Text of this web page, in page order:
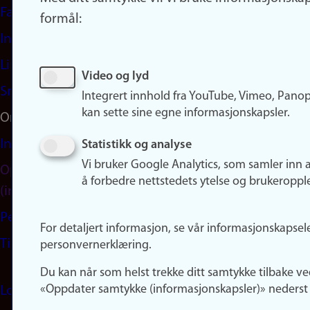
Facebook
Instagram
LinkedIn
Snapchat
Om nettstedet
Informasjonskapsler
Oppdater samtykke
(informasjonskapsler)
Personvern
Tilgjengelighetserklæring
Logg inn
formål:
Video og lyd
Integrert innhold fra YouTube, Vimeo,
kan sette sine egne informasjonskapsler.
Statistikk og analyse
Vi bruker Google Analytics, som samler inn
å forbedre nettstedets ytelse og
For detaljert informasjon, se vår
personvernerklæring.
Du kan når som helst trekke ditt samtykke tilbake
«Oppdater samtykke (informasjonskapsler)» nederst